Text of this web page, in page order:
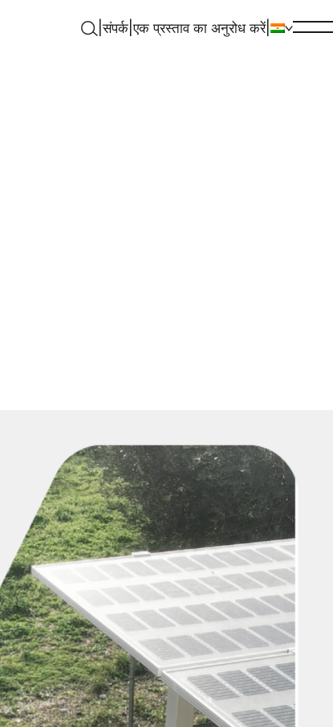
|संपर्क |एक प्रस्ताव का अनुरोध करें|